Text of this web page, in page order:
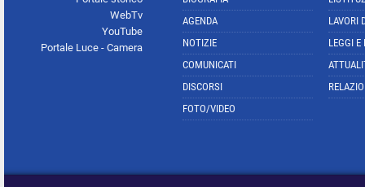
WebTv
YouTube
Portale Luce - Camera
AGENDA
NOTIZIE
COMUNICATI
DISCORSI
FOTO/VIDEO
LAVORI
LEGGI E